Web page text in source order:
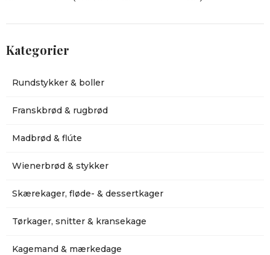
Kategorier
Rundstykker & boller
Franskbrød & rugbrød
Madbrød & flúte
Wienerbrød & stykker
Skærekager, fløde- & dessertkager
Tørkager, snitter & kransekage
Kagemand & mærkedage